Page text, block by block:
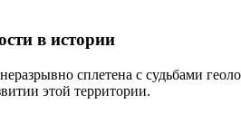
в истории
сплетена с судьбами
этой территории.